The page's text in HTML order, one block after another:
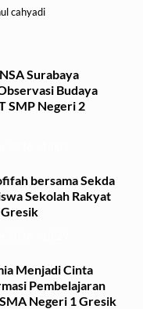
cahyadi
Surabaya
Budaya
SMP Negeri 2
bersama Sekda
Sekolah Rakyat
Menjadi Cinta
Pembelajaran
Negeri 1 Gresik